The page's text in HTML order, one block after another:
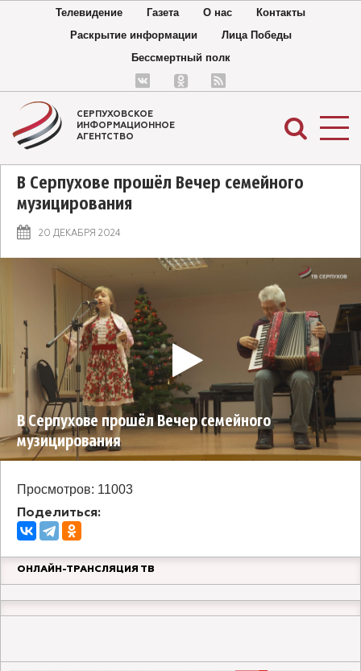
Телевидение Газета О нас
Контакты
Раскрытие информации
Лица Победы
Бессмертный полк
СЕРПУХОВСКОЕ
ИНФОРМАЦИОННОЕ
АГЕНТСТВО
В Серпухове прошёл Вечер семейного
музицирования
20 ДЕКАБРЯ 2024
В Серпухове прошёл Вечер семейного
музицирования
Просмотров: 11003
Поделиться:
ОНЛАЙН-ТРАНСЛЯЦИЯ ТВ